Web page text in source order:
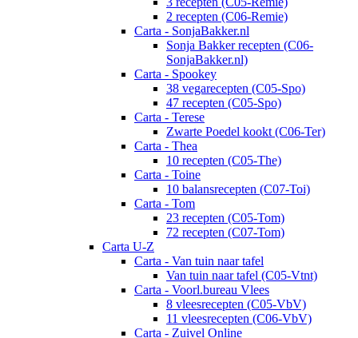
2 recepten (C06-Remie)
Carta - SonjaBakker.nl
Sonja Bakker recepten (C06-
SonjaBakker.nl)
Carta - Spookey
38 vegarecepten (C05-Spo)
47 recepten (C05-Spo)
Carta - Terese
Zwarte Poedel kookt (C06-Ter)
Carta - Thea
10 recepten (C05-The)
Carta - Toine
10 balansrecepten (C07-Toi)
Carta - Tom
23 recepten (C05-Tom)
72 recepten (C07-Tom)
Carta U-Z
Carta - Van tuin naar tafel
Van tuin naar tafel (C05-Vtnt)
Carta - Voorl.bureau Vlees
8 vleesrecepten (C05-VbV)
11 vleesrecepten (C06-VbV)
Carta - Zuivel Online